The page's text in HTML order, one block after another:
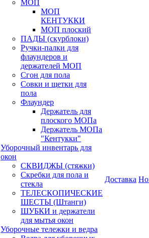
МОП
МОП
КЕНТУККИ
МОП плоский
ПАДЫ (скурблоки)
Ручки-палки для
флаундеров и
держателей МОП
Сгон для пола
Совки и щетки для
пола
Флаундер
Держатель для
плоского МОПа
Держатель МОПа
"Кентукки"
Уборочный инвентарь для
окон
СКВИДЖЫ (стяжки)
Скребки для пола и
стекла
ТЕЛЕСКОПИЧЕСКИЕ
ШЕСТЫ (Штанги)
ШУБКИ и держатели
для мытья окон
Уборочные тележки и ведра
Доставка